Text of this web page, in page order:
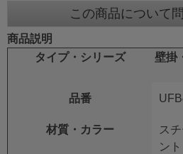
この商品について
商品説明
タイプ・シリーズ
壁掛
品番
材質・カラー
ス
ント